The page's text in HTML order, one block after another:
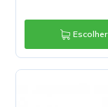
Escolher